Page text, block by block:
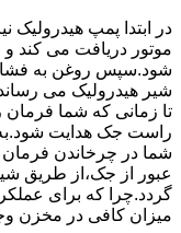
در ابتدا پمپ هیدرولیک
موتور دریافت می کند و
شود.سپس روغن به فشار
شیر هیدرولیک می
تا زمانی که شما
راست جک هدایت
شما در چرخاندن
عبور از جک،از طریق
گردد.چرا که برای
میزان کافی در مخزن